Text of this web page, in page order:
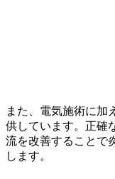
また、電気施術に加
供しています。正確
流を改善することで
します。